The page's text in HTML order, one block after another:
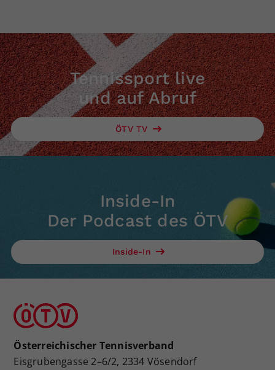
Tennissport live
und auf Abruf
ÖTV TV
Inside-In
Der Podcast des ÖTV
Inside-In
Österreichischer Tennisverband
Eisgrubengasse 2–6/2, 2334 Vösendorf